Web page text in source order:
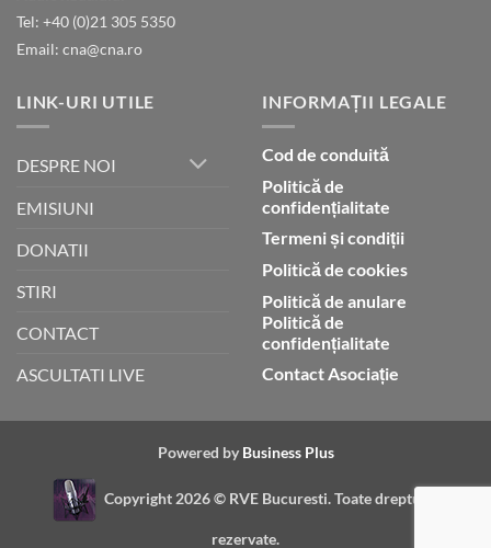
Tel: +40 (0)21 305 5350
Email: cna@cna.ro
LINK-URI UTILE
DESPRE NOI
EMISIUNI
DONATII
STIRI
CONTACT
ASCULTATI LIVE
INFORMAȚII LEGALE
Cod de conduită
Politică de
confidențialitate
Termeni și condiții
Politică de cookies
Politică de anulare
Politică de
confidențialitate
Contact Asociație
Powered by Business Plus
Copyright 2026 © RVE Bucuresti. Toate drepturile
rezervate.